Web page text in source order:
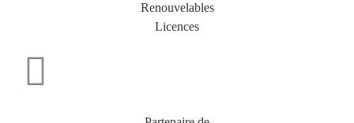
Renouvelables
Licences